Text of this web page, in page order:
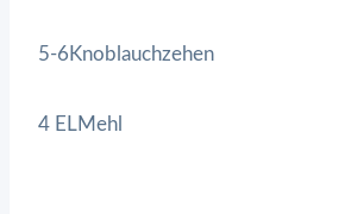
5-6Knoblauchzehen
4 ELMehl